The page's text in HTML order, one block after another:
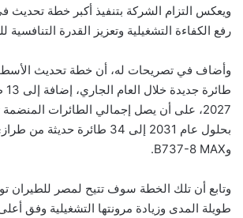
ويعكس التزام الشركة بتنفيذ أكبر خطة تحديث
رفع الكفاءة التشغيلية وتعزيز القدرة التنافسية
2027، على أن يصل إجمالي الطائرات
وB737-8 MAX.
وتابع أن تلك الخطة سوف تتيح لمصر للطيران
طويلة المدى وزيادة مرونتها التشغيلية وفق